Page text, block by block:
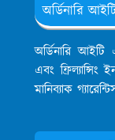
অর্ডিনারি
অর্ডিনারি আইটি
এবং ফ্রিল্যান্সিং
মানিব্যাক